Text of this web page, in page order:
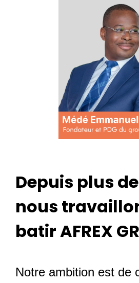
Depuis plus
nous
batir AFREX
Notre ambition est de